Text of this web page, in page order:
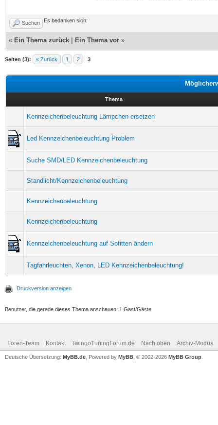
Suchen Es bedanken sich:
« Ein Thema zurück Ein Thema vor »
Seiten (3): « Zurück 1 2 3
Thema
Kennzeichenbeleuchtung Lämpchen ersetzen
Led Kennzeichenbeleuchtung Problem
Suche SMD/LED Kennzeichenbeleuchtung
Standlicht/Kennzeichenbeleuchtung
Kennzeichenbeleuchtung
Kennzeichenbeleuchtung
Kennzeichenbeleuchtung auf Sofitten ändern
Tagfahrleuchten, Xenon, LED Kennzeichenbeleuchtung!
Druckversion anzeigen
Benutzer, die gerade dieses Thema anschauen: 1 Gast/Gäste
Foren-Team Kontakt TwingoTuningForum.de Nach oben Archiv-Modus
Deutsche Übersetzung: MyBB.de , Powered by MyBB , © 2002-2026 MyBB Group